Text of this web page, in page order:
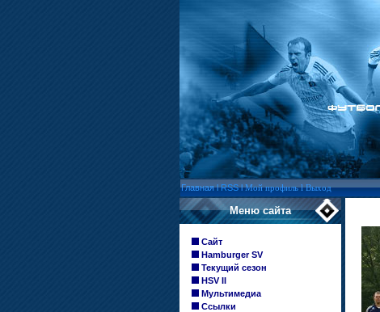
ГлавнаяlRSSl Мой профильl Выход
Меню сайта
Сайт
Hamburger SV
Текущий сезон
HSV II
Мультимедиа
Ссылки